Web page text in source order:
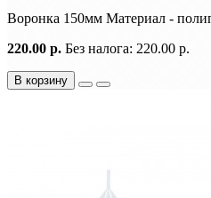
Воронка 150мм Материал -
220.00 р. Без налога: 220.00 р.
В корзину